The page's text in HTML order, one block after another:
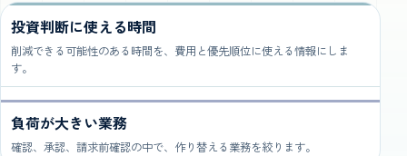
投資判断に使える時間
削減できる可能性のある時間を、費用と優先順位に使える情報にしま
す。
負荷が大きい業務
確認、承認、請求前確認の中で、作り替える業務を絞ります。